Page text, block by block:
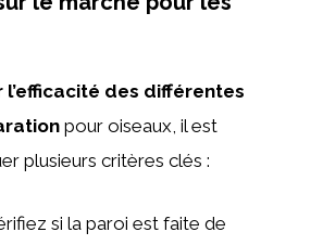
l’efficacité des différentes
pour oiseaux, il est
plusieurs critères clés :
si la paroi est faite de